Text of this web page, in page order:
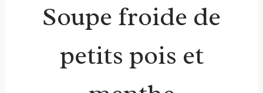
Soupe froide de
petits pois et